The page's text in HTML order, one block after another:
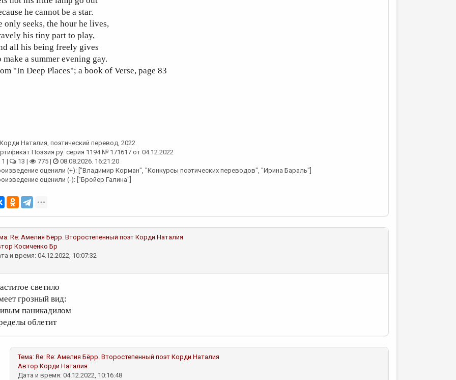
he cannot be a star.
only seeks, the hour he lives,
his tiny part to play,
all his being freely gives
make a summer evening gay.
"In Deep Places"; a book of Verse, рage 83
Корди Наталия, поэтический перевод, 2022
Поэзия.ру: серия 1194 № 171617 от 04.12.2022
1 |
13 | 775 |
08.08.2026. 16:21:20
оценили (+): ["Владимир Корман", "Конкурсы поэтических переводов", "Ирина Бараль"]
оценили (-): ["Бройер Галина"]
Re: Амелия Бёрр. Второстепенный поэт Корди Наталия
Косиченко Бр
и время: 04.12.2022, 10:07:32
светило
грозный вид:
паникадилом
облетит
Тема: Re: Re: Амелия Бёрр. Второстепенный поэт Корди Наталия
Автор Корди Наталия
Дата и время: 04.12.2022, 10:16:48